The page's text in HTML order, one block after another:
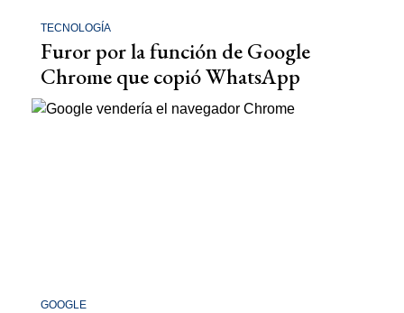
TECNOLOGÍA
Furor por la función de Google
Chrome que copió WhatsApp
GOOGLE